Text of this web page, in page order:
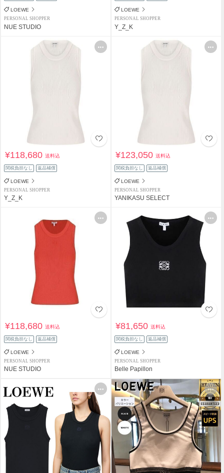
LOEWE
PERSONAL SHOPPER
NUE STUDIO
LOEWE
PERSONAL SHOPPER
Y_Z_K
¥118,680送料込
関税負担なし 返品補償
LOEWE
PERSONAL SHOPPER
Y_Z_K
¥123,050送料込
関税負担なし 返品補償
LOEWE
PERSONAL SHOPPER
YANIKASU SELECT
¥118,680送料込
関税負担なし 返品補償
LOEWE
PERSONAL SHOPPER
NUE STUDIO
¥81,650送料込
関税負担なし 返品補償
LOEWE
PERSONAL SHOPPER
Belle Papillon